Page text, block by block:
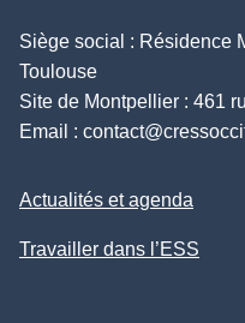
Siège social : Résidence
Toulouse
Site de Montpellier : 461
Email :
Actualités et agenda
Travailler dans l’ESS